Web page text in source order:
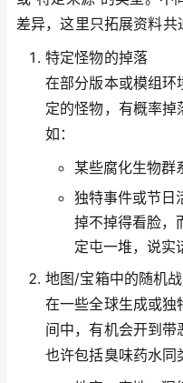
差异，这里只拓展资料共
特定怪物的掉落
在部分版本或模组环
定的怪物，有概率
如：
某些腐化生物群
独特事件或节日
掉不掉得看脸，
定屯一堆，说实
地图/宝箱中的随机
在一些全球生成或独
间中，有机会开到
也许包括臭味药水同